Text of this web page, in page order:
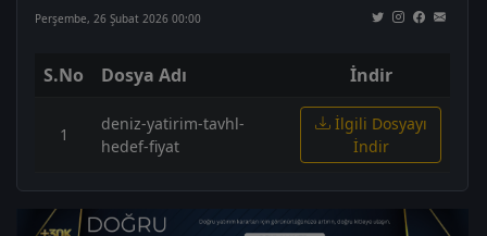
Perşembe, 26 Şubat 2026 00:00
S.No Dosya Adı İndir
1
deniz-yatirim-tavhl-
hedef-fiyat
İlgili Dosyayı
İndir